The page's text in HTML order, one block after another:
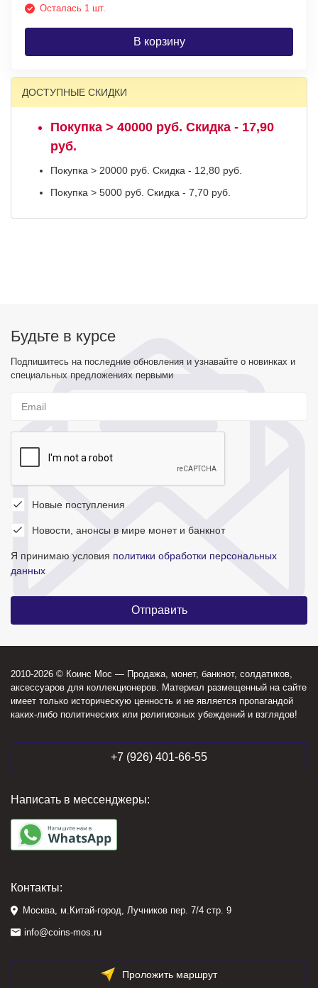
Осталась 1 шт.
В корзину
ДОСТУПНЫЕ СКИДКИ
Покупка > 40000 руб. Скидка - 17,90
руб.
Покупка > 20000 руб. Скидка - 12,80 руб.
Покупка > 5000 руб. Скидка - 7,70 руб.
Будьте в курсе
Подпишитесь на последние обновления и узнавайте о новинках и
специальных предложениях первыми
Новые поступления
Новости, анонсы в мире монет и банкнот
Я принимаю условия политики обработки персональных
данных
2010-2026 © Коинс Мос — Продажа, монет, банкнот, солдатиков,
аксессуаров для коллекционеров. Материал размещенный на сайте
имеет только историческую ценность и не является пропагандой
каких-либо политических или религиозных убеждений и взглядов!
+7 (926) 401-66-55
Написать в мессенджеры:
Контакты:
Москва, м.Китай-город, Лучников пер. 7/4 стр. 9
info@coins-mos.ru
Проложить маршрут